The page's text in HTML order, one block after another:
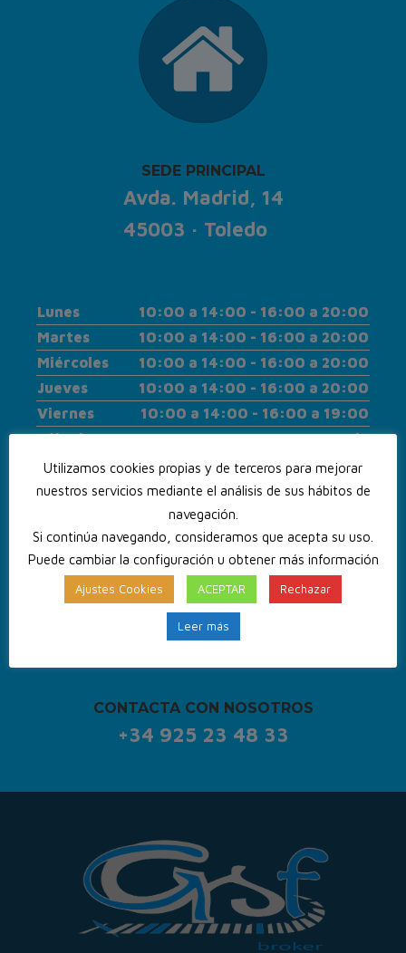
SEDE PRINCIPAL
Avda. Madrid, 14
45003 · Toledo
Lunes
10:00 a 14:00 - 16:00 a 20:00
Martes
10:00 a 14:00 - 16:00 a 20:00
Miércoles
10:00 a 14:00 - 16:00 a 20:00
Jueves
10:00 a 14:00 - 16:00 a 20:00
Viernes
10:00 a 14:00 - 16:00 a 19:00
Sábado
Cerrado
Lunes
Cerrado
CONTACTA CON NOSOTROS
+34 925 23 48 33
Utilizamos cookies propias y de terceros para mejorar
nuestros servicios mediante el análisis de sus hábitos de
navegación.
Si continúa navegando, consideramos que acepta su uso.
Puede cambiar la configuración u obtener más información
Ajustes Cookies ACEPTAR Rechazar
Leer más